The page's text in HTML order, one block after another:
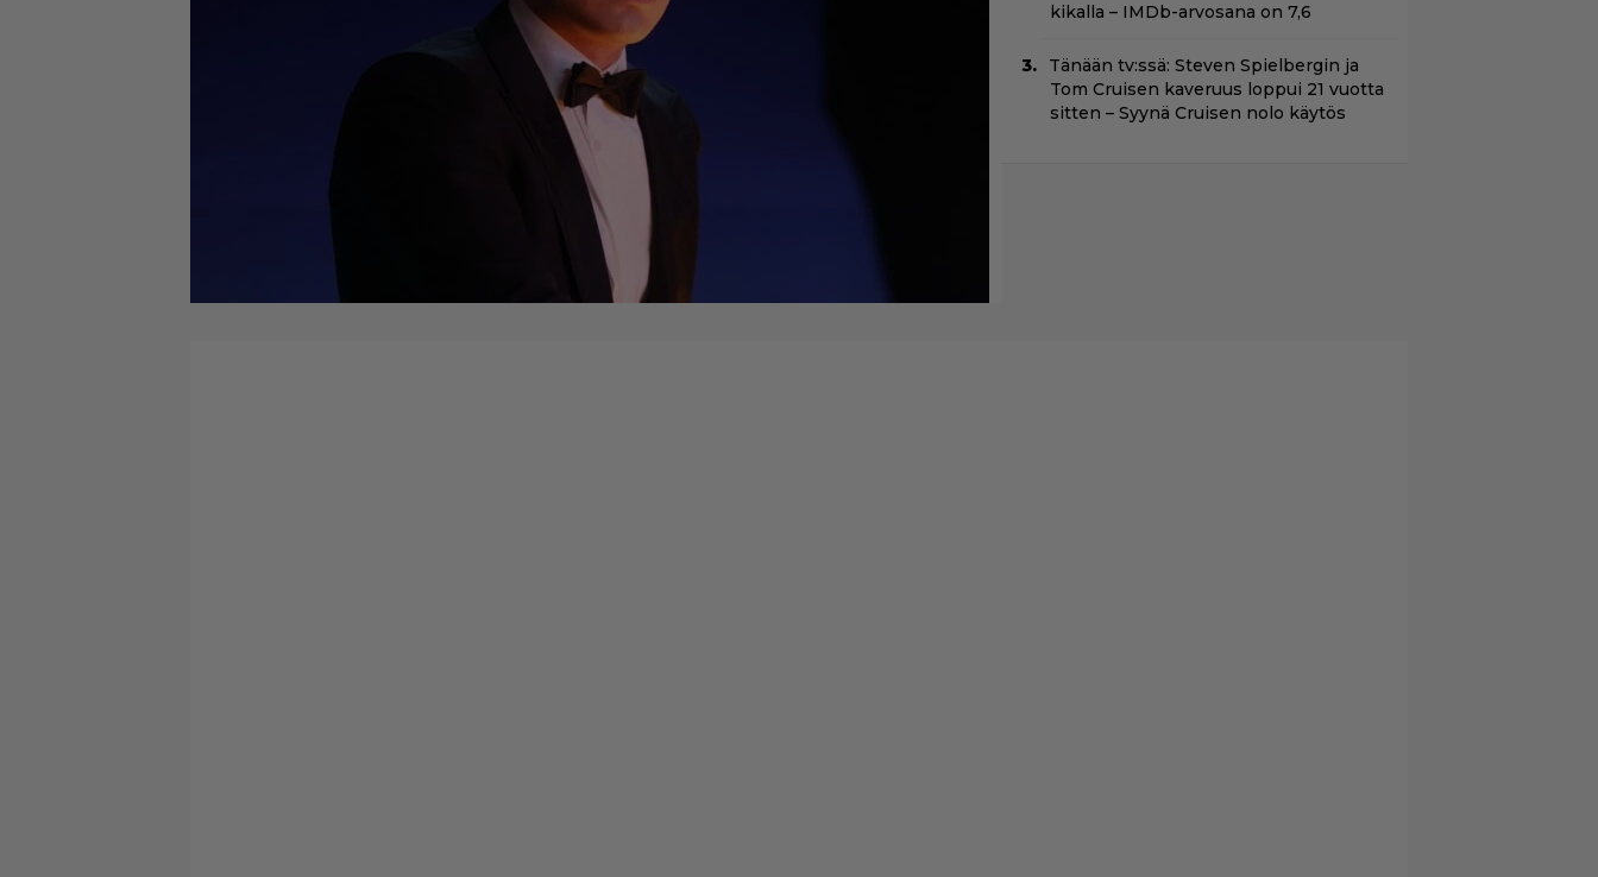
kikalla – IMDb-arvosana on 7,6
Tänään tv:ssä: Steven Spielbergin ja
Tom Cruisen kaveruus loppui 21 vuotta
sitten – Syynä Cruisen nolo käytös